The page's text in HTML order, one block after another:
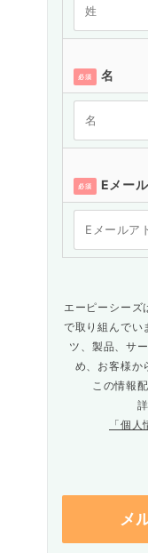
必須 名
必須 Eメー
エーピーシーズ
で取り組んでい
ツ、製品、サ
め、お客様か
この情報
「個